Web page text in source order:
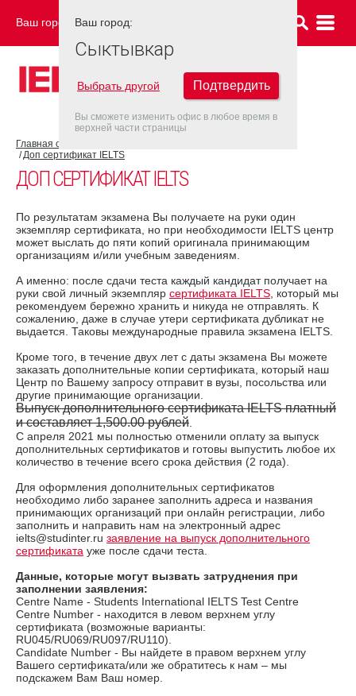
Ваш город: СЫКТЫВКАР
Главная страница
Доп сертификат IELTS
ДОП СЕРТИФИКАТ IELTS
По результатам экзамена Вы получаете на руки один
экземпляр сертификата, но при необходимости IELTS центр
может выслать до пяти копий оригинала принимающим
организациям и/или учебным заведениям.
А именно: после сдачи теста каждый кандидат получает на
руки свой личный экземпляр сертификата IELTS , который мы
рекомендуем бережно хранить и никуда не отправлять. К
сожалению, даже в случае утери сертификата дубликат не
выдается. Таковы международные правила экзамена IELTS.
Кроме того, в течение двух лет с даты экзамена Вы можете
заказать дополнительные копии сертификата, который наш
Центр по Вашему запросу отправит в вузы, посольства или
другие принимающие организации.
Выпуск дополнительного сертификата IELTS платный
и составляет 1,500.00 рублей
С апреля 2021 мы полностью отменили оплату за выпуск
дополнительных сертификатов и готовы выпустить любое их
количество в течение всего срока действия (2 года).
Для оформления дополнительных сертификатов
необходимо либо заранее заполнить адреса и названия
принимающих организаций при онлайн регистрации, либо
заполнить и направить нам на электронный адрес
ielts@studinter.ru заявление на выпуск дополнительного
сертификата уже после сдачи теста.
Данные, которые могут вызвать затруднения при
заполнении заявления:
Сentre Name - Students International IELTS Test Centre
Centre Number - находится в левом верхнем углу
сертификата (возможные варианты:
RU045/RU069/RU097/RU110).
Candidate Number - Вы найдете в правом верхнем углу
Вашего сертификата/или же обратитесь к нам – мы
подскажем Вам Ваш номер.
Ваш город:
Сыктывкар
Выбрать другой Подтвердить
Вы сможете изменить офис в любое время в
верхней части страницы